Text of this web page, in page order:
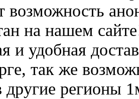
возможность
на нашем
и удобная
так же
другие регионы